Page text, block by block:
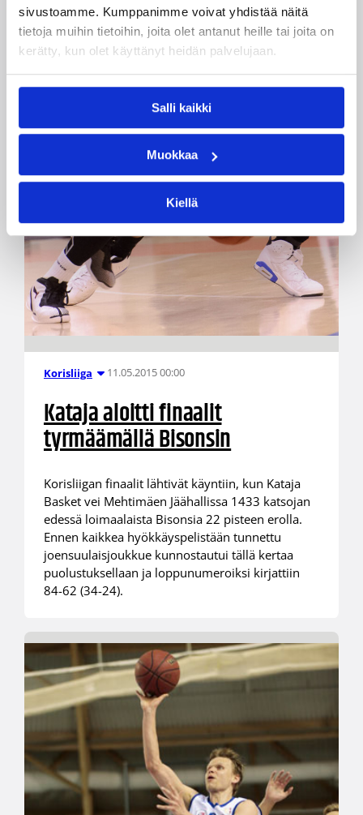
sivustoamme. Kumppanimme voivat yhdistää näitä
tietoja muihin tietoihin, joita olet antanut heille tai joita on
kerätty, kun olet käyttänyt heidän palvelujaan.
Salli kaikki
Muokkaa
Kiellä
Korisliiga 11.05.2015 00:00
Kataja aloitti finaalit
tyrmäämällä Bisonsin
Korisliigan finaalit lähtivät käyntiin, kun Kataja
Basket vei Mehtimäen Jäähallissa 1433 katsojan
edessä loimaalaista Bisonsia 22 pisteen erolla.
Ennen kaikkea hyökkäyspelistään tunnettu
joensuulaisjoukkue kunnostautui tällä kertaa
puolustuksellaan ja loppunumeroiksi kirjattiin
84-62 (34-24).